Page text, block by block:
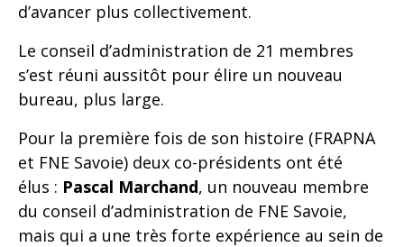
d’avancer plus collectivement.
Le conseil d’administration de 21 membres
s’est réuni aussitôt pour élire un nouveau
bureau, plus large.
Pour la première fois de son histoire (FRAPNA
et FNE Savoie) deux co-présidents ont été
élus : Pascal Marchand, un nouveau membre
du conseil d’administration de FNE Savoie,
mais qui a une très forte expérience au sein de